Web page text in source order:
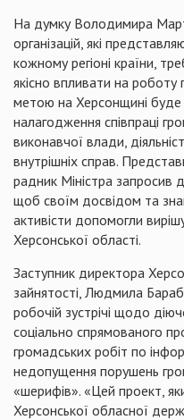
На думку Володимира
організацій, які
кожному регіоні країни,
якісно впливати на роботу
метою на Херсонщині буде
налагодження співпраці
виконавчої влади,
внутрішніх справ.
радник Міністра запросив
щоб своїм досвідом та
активісти допомогли
Херсонської області.
Заступник директора
зайнятості, Людмила
робочій зустрічі щодо
соціально спрямованого
громадських робіт по
недопущення порушень
«шерифів». «Цей проект,
Херсонської обласної